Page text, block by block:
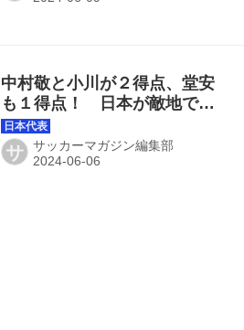
中村敬と小川が２得点、堂安
も１得点！ 日本が敵地でミ
ャンマーに圧勝。３バック採
用で『戦術の幅』獲得にも努
める◎アジア２次予選
サ サッカーマガジン編集部